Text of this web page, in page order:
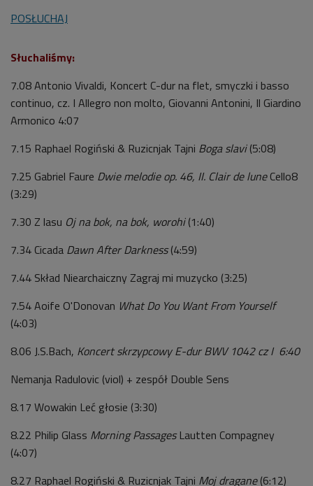
POSŁUCHAJ
Słuchaliśmy:
7.08 Antonio Vivaldi, Koncert C-dur na flet, smyczki i basso
continuo, cz. I Allegro non molto, Giovanni Antonini, Il Giardino
Armonico 4:07
7.15 Raphael Rogiński & Ruzicnjak Tajni Boga slavi(5:08)
7.25 Gabriel Faure Dwie melodie op. 46, II. Clair de luneCello8
(3:29)
7.30 Z lasu Oj na bok, na bok, worohi(1:40)
7.34 Cicada Dawn After Darkness(4:59)
7.44 Skład Niearchaiczny Zagraj mi muzycko (3:25)
7.54 Aoife O'Donovan What Do You Want From Yourself
(4:03)
8.06 J.S.Bach, Koncert skrzypcowy E-dur BWV 1042 cz I 6:40
Nemanja Radulovic (viol) + zespół Double Sens
8.17 Wowakin Leć głosie (3:30)
8.22 Philip Glass Morning PassagesLautten Compagney
(4:07)
8.27 Raphael Rogiński & Ruzicnjak Tajni Moj dragane(6:12)